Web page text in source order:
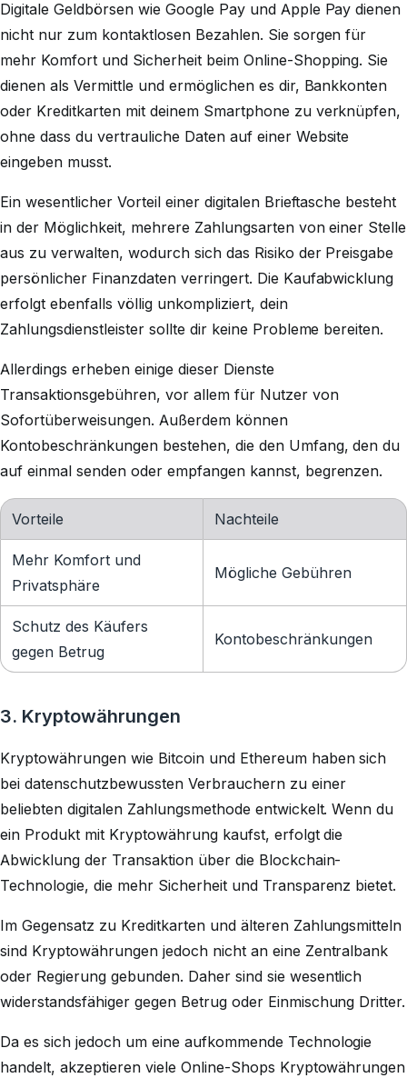
Digitale Geldbörsen wie Google Pay und Apple Pay dienen
nicht nur zum kontaktlosen Bezahlen. Sie sorgen für
mehr Komfort und Sicherheit beim Online-Shopping. Sie
dienen als Vermittle und ermöglichen es dir, Bankkonten
oder Kreditkarten mit deinem Smartphone zu verknüpfen,
ohne dass du vertrauliche Daten auf einer Website
eingeben musst.
Ein wesentlicher Vorteil einer digitalen Brieftasche besteht
in der Möglichkeit, mehrere Zahlungsarten von einer Stelle
aus zu verwalten, wodurch sich das Risiko der Preisgabe
persönlicher Finanzdaten verringert. Die Kaufabwicklung
erfolgt ebenfalls völlig unkompliziert, dein
Zahlungsdienstleister sollte dir keine Probleme bereiten.
Allerdings erheben einige dieser Dienste
Transaktionsgebühren, vor allem für Nutzer von
Sofortüberweisungen. Außerdem können
Kontobeschränkungen bestehen, die den Umfang, den du
auf einmal senden oder empfangen kannst, begrenzen.
Vorteile Nachteile
Mehr Komfort und
Privatsphäre
Mögliche Gebühren
Schutz des Käufers
gegen Betrug
Kontobeschränkungen
3. Kryptowährungen
Kryptowährungen wie Bitcoin und Ethereum haben sich
bei datenschutzbewussten Verbrauchern zu einer
beliebten digitalen Zahlungsmethode entwickelt. Wenn du
ein Produkt mit Kryptowährung kaufst, erfolgt die
Abwicklung der Transaktion über die Blockchain-
Technologie, die mehr Sicherheit und Transparenz bietet.
Im Gegensatz zu Kreditkarten und älteren Zahlungsmitteln
sind Kryptowährungen jedoch nicht an eine Zentralbank
oder Regierung gebunden. Daher sind sie wesentlich
widerstandsfähiger gegen Betrug oder Einmischung Dritter.
Da es sich jedoch um eine aufkommende Technologie
handelt, akzeptieren viele Online-Shops Kryptowährungen